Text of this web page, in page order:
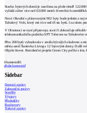
Stavba bytových domů je navržena na ploše téměř
vyžádá zábor více než 63.000 metrů čtverečních
Nová Okružní s plánovanými 902 byty bude jedním z
Tabulový Vrch, který má více než tři sta bytů. I za tímto
V Olomouci se nyní připravuje, staví či dokončuje několik
telekomunikačního podniku SPT Telecom na Tabulovém
Přes 200 bytů vybudovala v areálu bývalých sladoven a
města areál Šantovka Living s 12 bytovými domy. Další
Objekt Invest. Rezidenční projekt Green City počítá s tím,
0komentářů
přidat komentář
Sidebar
Domácí zprávy
Zahraniční zprávy
Soutěže
Výstavy
Přednášky
Rozhovory
Tiskové zprávy